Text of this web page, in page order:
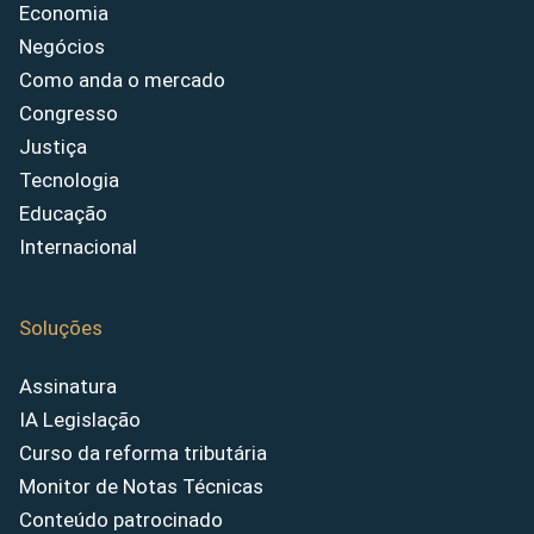
Economia
Negócios
Como anda o mercado
Congresso
Justiça
Tecnologia
Educação
Internacional
Soluções
Assinatura
IA Legislação
Curso da reforma tributária
Monitor de Notas Técnicas
Conteúdo patrocinado